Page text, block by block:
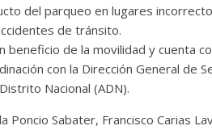
del parqueo en lugares
de tránsito.
de la movilidad y cuenta
con la Dirección General de
Nacional (ADN).
Sabater, Francisco Carias